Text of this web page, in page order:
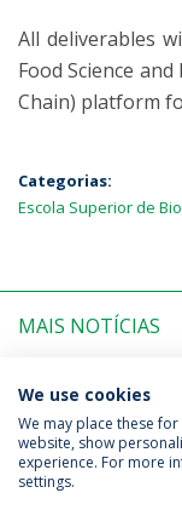
All deliverables
Food Science
Chain) platform
Categorias:
Escola Superior de
MAIS NOTÍCIAS
PRÓXIMOS
Política de
We use cookies
We may place these
website, show
experience. For more
settings.